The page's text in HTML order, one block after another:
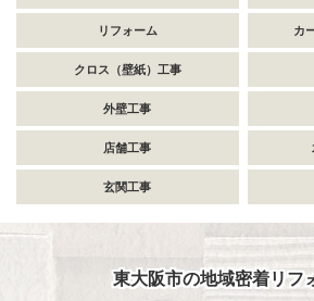
リフォーム カ
クロス（壁紙）工事
外壁工事
店舗工事
玄関工事
東大阪市の地域密着リフ